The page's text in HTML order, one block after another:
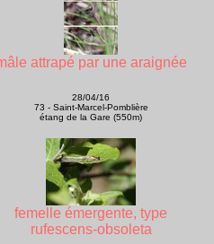
attrapé par une araignée
28/04/16
73 - Saint-Marcel-Pomblière
étang de la Gare (550m)
femelle émergente, type
rufescens-obsoleta